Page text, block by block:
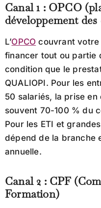
Canal 1 : OPCO
développement
L’OPCO couvrant
financer tout ou partie
condition que le
QUALIOPI. Pour les
50 salariés, la prise
souvent 70-100 % du
Pour les ETI et
dépend de la branche
annuelle.
Canal 2 : CPF
Formation)